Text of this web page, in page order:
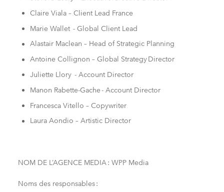
Claire Viala – Client Lead France
Marie Wallet - Global Client Lead
Alastair Maclean – Head of Strategic Planning
Antoine Collignon – Global Strategy Director
Juliette Llory - Account Director
Manon Rabette-Gache - Account Director
Francesca Vitello – Copywriter
Laura Aondio – Artistic Director
NOM DE L’AGENCE MEDIA : WPP Media
Noms des responsables :